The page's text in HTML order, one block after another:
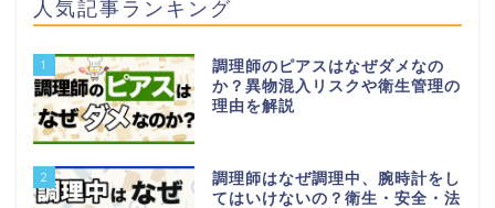
人気記事ランキング
1
調理師のピアスはなぜダメなの
か？異物混入リスクや衛生管理の
理由を解説
2
調理師はなぜ調理中、腕時計をし
てはいけないの？衛生・安全・法